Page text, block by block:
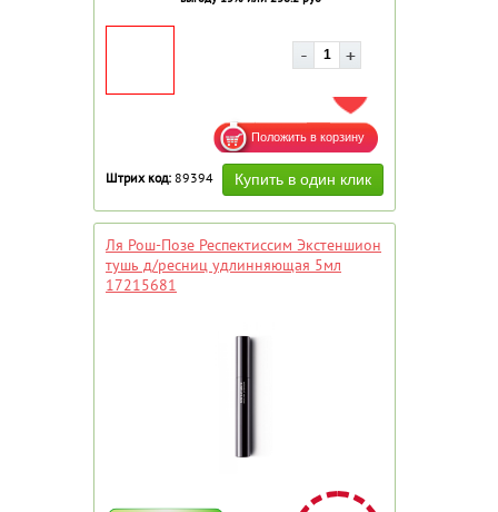
ДОБАВИТЬ В ИЗБРАННОЕ
Штрих код: 89394
Ля Рош-Позе Респектиссим Экстеншион
тушь д/ресниц удлинняющая 5мл
17215681